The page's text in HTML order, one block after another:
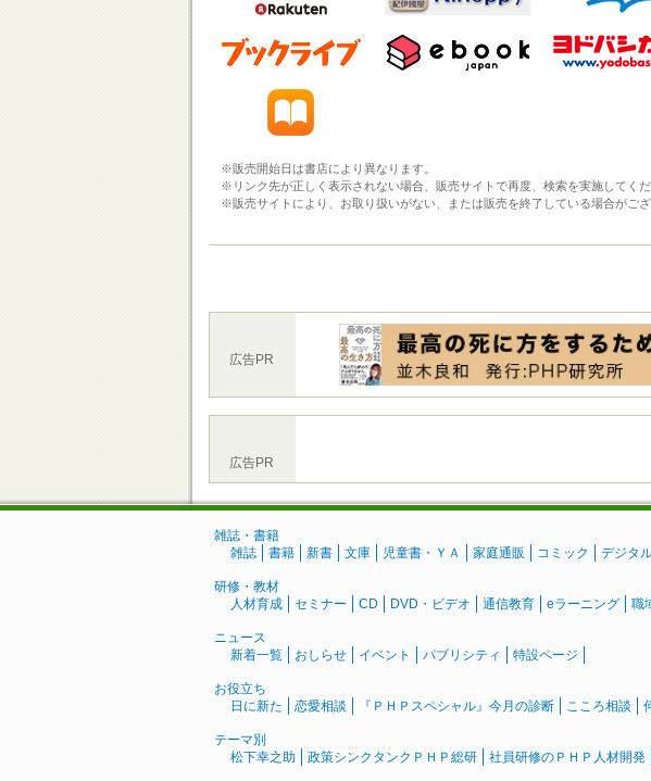
※販売開始日は書店により異なります。
※リンク先が正しく表示されない場合、販売サイトで再度、検索を実施してくだ
※販売サイトにより、お取り扱いがない、または販売を終了している場合がござ
広告PR
広告PR
雑誌・書籍
雑誌
書籍 新書 文庫 児童書・ＹＡ 家庭通販 コミック デジタ
研修・教材
人材育成
セミナー CD DVD・ビデオ 通信教育 eラーニング 職
ニュース
新着一覧
おしらせ イベント パブリシティ 特設ページ
お役立ち
日に新た
恋愛相談 『ＰＨＰスペシャル』今月の診断 こころ相談
テーマ別
松下幸之助
政策シンクタンクＰＨＰ総研 社員研修のＰＨＰ人材開発